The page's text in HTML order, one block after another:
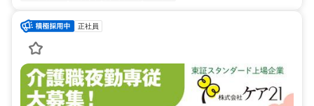
正社員